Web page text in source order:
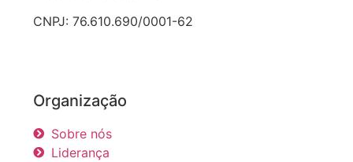
CNPJ: 76.610.690/0001-62
Organização
Sobre nós
Liderança